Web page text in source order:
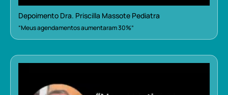
Depoimento Dra. Priscilla Massote Pediatra
“Meus agendamentos aumentaram 30%”